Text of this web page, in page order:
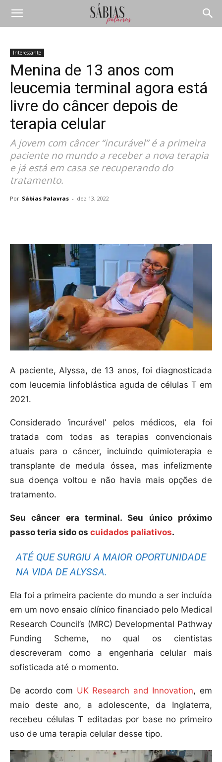
Interessante
Menina de 13 anos com
leucemia terminal agora está
livre do câncer depois de
terapia celular
A jovem com câncer “incurável” é a primeira
paciente no mundo a receber a nova terapia
e já está em casa se recuperando do
tratamento.
Por Sábias Palavras - dez 13, 2022
A paciente, Alyssa, de 13 anos, foi diagnosticada
com leucemia linfoblástica aguda de células T em
2021.
Considerado ‘incurável’ pelos médicos, ela foi
tratada com todas as terapias convencionais
atuais para o câncer, incluindo quimioterapia e
transplante de medula óssea, mas infelizmente
sua doença voltou e não havia mais opções de
tratamento.
Seu câncer era terminal. Seu único próximo
passo teria sido os cuidados paliativos.
ATÉ QUE SURGIU A MAIOR OPORTUNIDADE
NA VIDA DE ALYSSA.
Ela foi a primeira paciente do mundo a ser incluída
em um novo ensaio clínico financiado pelo Medical
Research Council’s (MRC) Developmental Pathway
Funding Scheme, no qual os cientistas
descreveram como a engenharia celular mais
sofisticada até o momento.
De acordo com UK Research and Innovation, em
maio deste ano, a adolescente, da Inglaterra,
recebeu células T editadas por base no primeiro
uso de uma terapia celular desse tipo.